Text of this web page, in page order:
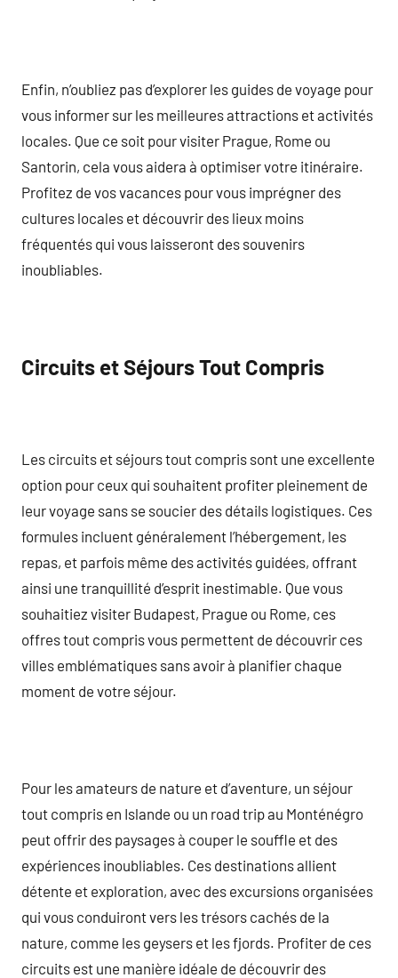
Enfin, n’oubliez pas d’explorer les guides de voyage pour
vous informer sur les meilleures attractions et activités
locales. Que ce soit pour visiter Prague, Rome ou
Santorin, cela vous aidera à optimiser votre itinéraire.
Profitez de vos vacances pour vous imprégner des
cultures locales et découvrir des lieux moins
fréquentés qui vous laisseront des souvenirs
inoubliables.
Circuits et Séjours Tout Compris
Les circuits et séjours tout compris sont une excellente
option pour ceux qui souhaitent profiter pleinement de
leur voyage sans se soucier des détails logistiques. Ces
formules incluent généralement l’hébergement, les
repas, et parfois même des activités guidées, offrant
ainsi une tranquillité d’esprit inestimable. Que vous
souhaitiez visiter Budapest, Prague ou Rome, ces
offres tout compris vous permettent de découvrir ces
villes emblématiques sans avoir à planifier chaque
moment de votre séjour.
Pour les amateurs de nature et d’aventure, un séjour
tout compris en Islande ou un road trip au Monténégro
peut offrir des paysages à couper le souffle et des
expériences inoubliables. Ces destinations allient
détente et exploration, avec des excursions organisées
qui vous conduiront vers les trésors cachés de la
nature, comme les geysers et les fjords. Profiter de ces
circuits est une manière idéale de découvrir des